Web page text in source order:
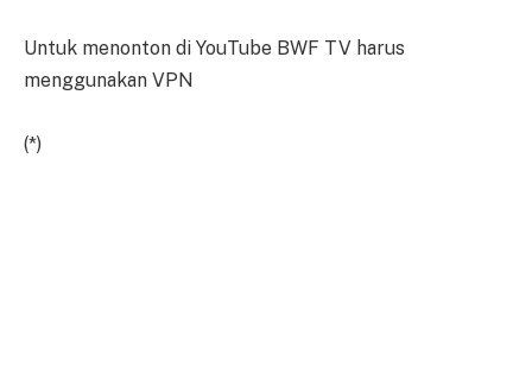
Untuk menonton di YouTube BWF TV harus
menggunakan VPN
(*)